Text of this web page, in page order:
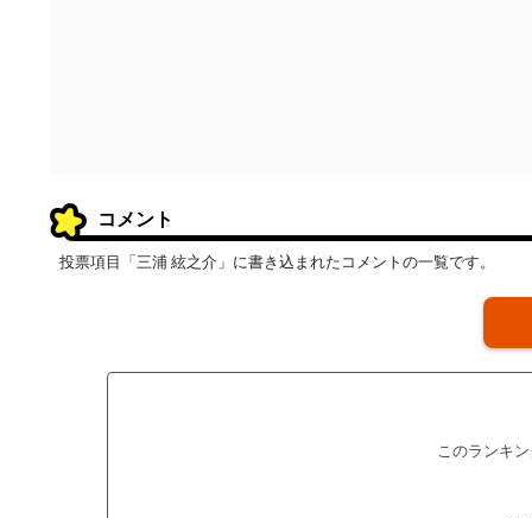
コメント
投票項目「三浦 絃之介」に書き込まれたコメントの一覧です。
このランキ